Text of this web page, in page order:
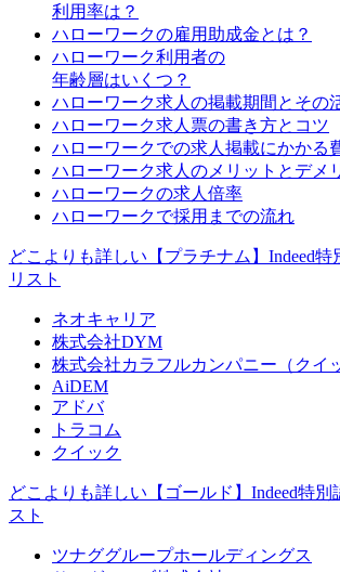
利用率は？
ハローワークの雇用助成金とは？
ハローワーク利用者の
年齢層はいくつ？
ハローワーク求人の掲載期間とその
ハローワーク求人票の書き方とコツ
ハローワークでの求人掲載にかかる
ハローワーク求人のメリットとデメ
ハローワークの求人倍率
ハローワークで採用までの流れ
どこよりも詳しい【プラチナム】Indeed
リスト
ネオキャリア
株式会社DYM
株式会社カラフルカンパニー（クイ
AiDEM
アドバ
トラコム
クイック
どこよりも詳しい【ゴールド】Indeed特別
スト
ツナググループホールディングス